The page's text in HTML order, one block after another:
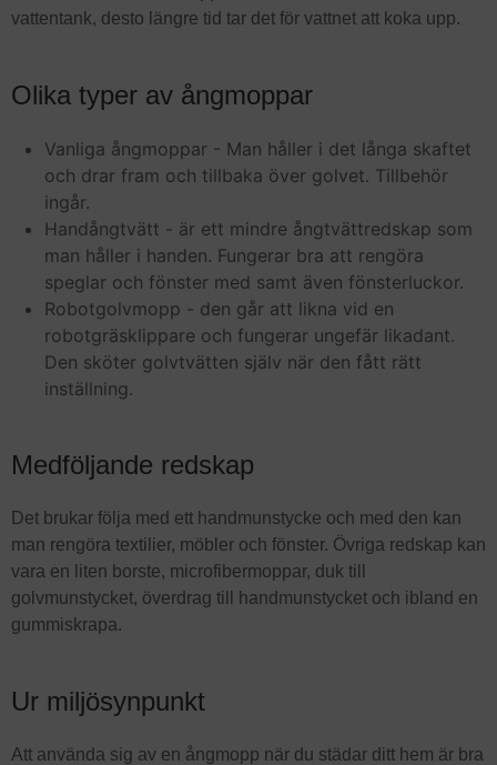
vattentank, desto längre tid tar det för vattnet att koka upp.
Olika typer av ångmoppar
Vanliga ångmoppar - Man håller i det långa skaftet
och drar fram och tillbaka över golvet. Tillbehör
ingår.
Handångtvätt - är ett mindre ångtvättredskap som
man håller i handen. Fungerar bra att rengöra
speglar och fönster med samt även fönsterluckor.
Robotgolvmopp - den går att likna vid en
robotgräsklippare och fungerar ungefär likadant.
Den sköter golvtvätten själv när den fått rätt
inställning.
Medföljande redskap
Det brukar följa med ett handmunstycke och med den kan
man rengöra textilier, möbler och fönster. Övriga redskap kan
vara en liten borste, microfibermoppar, duk till
golvmunstycket, överdrag till handmunstycket och ibland en
gummiskrapa.
Ur miljösynpunkt
Att använda sig av en ångmopp när du städar ditt hem är bra